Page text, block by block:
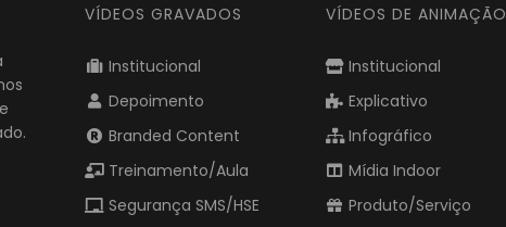
VÍDEOS GRAVADOS
Institucional
Depoimento
Branded Content
Treinamento/Aula
Segurança SMS/HSE
VÍDEOS DE ANIMAÇÃO
Institucional
Explicativo
Infográfico
Mídia Indoor
Produto/Serviço